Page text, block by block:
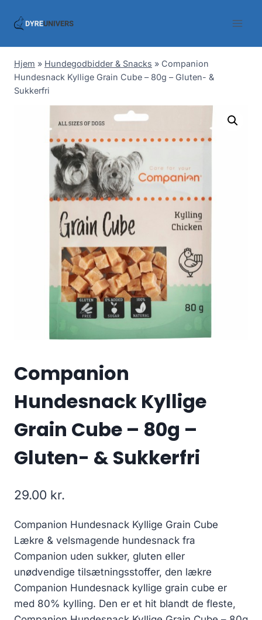
Hjem » Hundegodbidder & Snacks » Companion
Hundesnack Kyllige Grain Cube – 80g – Gluten- &
Sukkerfri
Companion
Hundesnack Kyllige
Grain Cube – 80g –
Gluten- & Sukkerfri
29.00 kr.
Companion Hundesnack Kyllige Grain Cube
Lækre & velsmagende hundesnack fra
Companion uden sukker, gluten eller
unødvendige tilsætningsstoffer, den lækre
Companion Hundesnack kyllige grain cube er
med 80% kylling. Den er et hit blandt de fleste,